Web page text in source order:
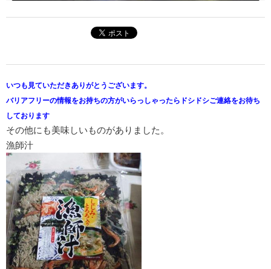
いつも見ていただきありがとうございます。
バリアフリーの情報をお持ちの方がいらっしゃったらドシドシご連絡をお待ち
しております
その他にも美味しいものがありました。
漁師汁